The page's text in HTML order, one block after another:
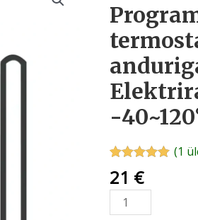
-
5.00
/5
kliendi
hinnangu
põhjal
(1
21 €
pistikupesa
NTC-
anduriga
16A
230V
Elektriradiaatori
taimer
-40~120°C
kogus